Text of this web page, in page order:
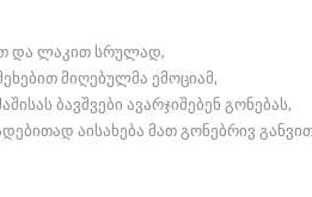
და ლაკით სრულად,
მიღებულმა ემოციამ,
ბავშვები ავარჯიშებენ გონებას,
აისახება მათ გონებრივ